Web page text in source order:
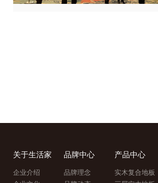
关于生活家
企业介绍
品牌中心
品牌理念
产品中心
实木复合地板